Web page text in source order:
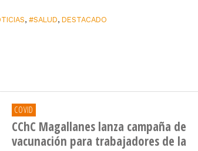
,#SALUD,DESTACADO
COVID
CChC Magallanes lanza campaña de
vacunación para trabajadores de la